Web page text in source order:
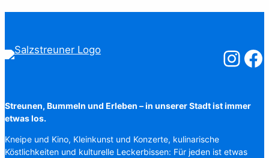
Streunen, Bummeln und Erleben – in unserer Stadt ist immer
etwas los.
Kneipe und Kino, Kleinkunst und Konzerte, kulinarische
Köstlichkeiten und kulturelle Leckerbissen: Für jeden ist etwas